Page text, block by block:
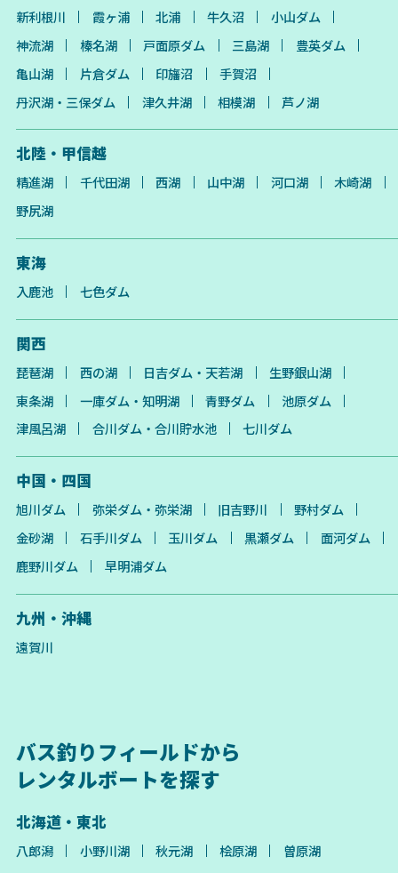
新利根川 霞ヶ浦 北浦 牛久沼
小山ダム
神流湖
榛名湖 戸面原ダム 三島湖
豊英ダム
亀山湖
片倉ダム 印旛沼
手賀沼
丹沢湖・三保ダム
津久井湖 相模湖 芦ノ湖
北陸・甲信越
精進湖 千代田湖 西湖 山中湖 河口湖
木崎湖
野尻湖
東海
入鹿池 七色ダム
関西
琵琶湖 西の湖 日吉ダム・天若湖
生野銀山湖
東条湖
一庫ダム・知明湖 青野ダム
池原ダム
津風呂湖
合川ダム・合川貯水池 七川ダム
中国・四国
旭川ダム 弥栄ダム・弥栄湖 旧吉野川
野村ダム
金砂湖
石手川ダム 玉川ダム 黒瀬ダム
面河ダム
鹿野川ダム
早明浦ダム
九州・沖縄
遠賀川
バス釣りフィールドから
レンタルボートを探す
北海道・東北
八郎潟 小野川湖 秋元湖 桧原湖 曽原湖